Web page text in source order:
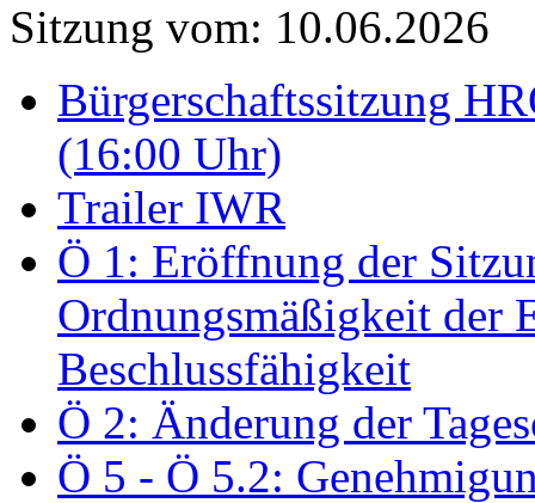
Sitzung vom: 10.06.2026
Bürgerschaftssitzung
(16:00 Uhr)
Trailer IWR
Ö 1: Eröffnung der
Ordnungsmäßigkeit der
Beschlussfähigkeit
Ö 2: Änderung der
Ö 5 - Ö 5.2: